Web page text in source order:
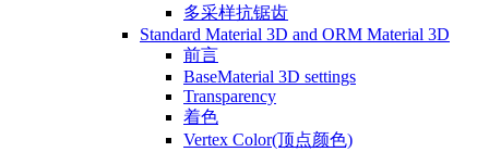
多采样抗锯齿
Standard Material 3D and ORM Material 3D
前言
BaseMaterial 3D settings
Transparency
着色
Vertex Color(顶点颜色)